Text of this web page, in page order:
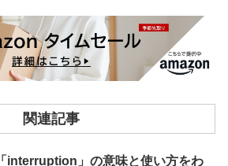
関連記事
「interruption」の意味と使い方をわ